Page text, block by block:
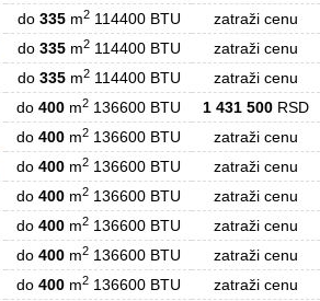
do 335m2 114400 BTU
zatraži cenu
do 335m2 114400 BTU
zatraži cenu
do 335m2 114400 BTU
zatraži cenu
do 400 m2 136600 BTU 1 431 500 RSD
do 400 m2 136600 BTU
zatraži cenu
do 400 m2 136600 BTU
zatraži cenu
do 400 m2 136600 BTU
zatraži cenu
do 400 m2 136600 BTU
zatraži cenu
do 400 m2 136600 BTU
zatraži cenu
do 400 m2 136600 BTU
zatraži cenu